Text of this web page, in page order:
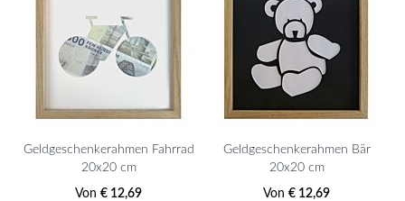
Geldgeschenkerahmen Fahrrad
20x20 cm
Von € 12,69
Geldgeschenkerahmen Bär
20x20 cm
Von € 12,69